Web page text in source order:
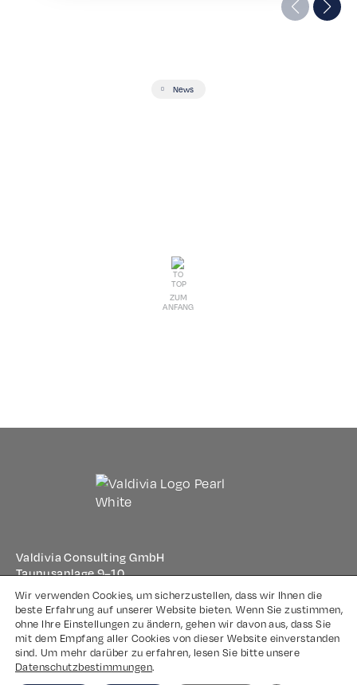
News
ZUM
ANFANG
Valdivia Consulting GmbH
Taunusanlage 9–10
60329 Frankfurt am Main
Impressum
Datenschutz
Wir verwenden Cookies, um sicherzustellen, dass wir Ihnen die
beste Erfahrung auf unserer Website bieten. Wenn Sie zustimmen,
ohne Ihre Einstellungen zu ändern, gehen wir davon aus, dass Sie
mit dem Empfang aller Cookies von dieser Website einverstanden
sind. Um mehr darüber zu erfahren, lesen Sie bitte unsere
Datenschutzbestimmungen.